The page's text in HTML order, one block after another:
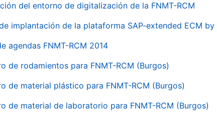
del entorno de digitalización de la FNMT-RCM
implantación de la plataforma SAP-extended ECM by
agendas FNMT-RCM 2014
de rodamientos para FNMT-RCM (Burgos)
de material plástico para FNMT-RCM (Burgos)
de material de laboratorio para FNMT-RCM (Burgos)